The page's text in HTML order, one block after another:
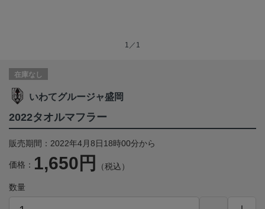
1／1
在庫なし
いわてグルージャ盛岡
2022タオルマフラー
販売期間：2022年4月8日18時00分から
価格： 1,650円 （税込）
数量